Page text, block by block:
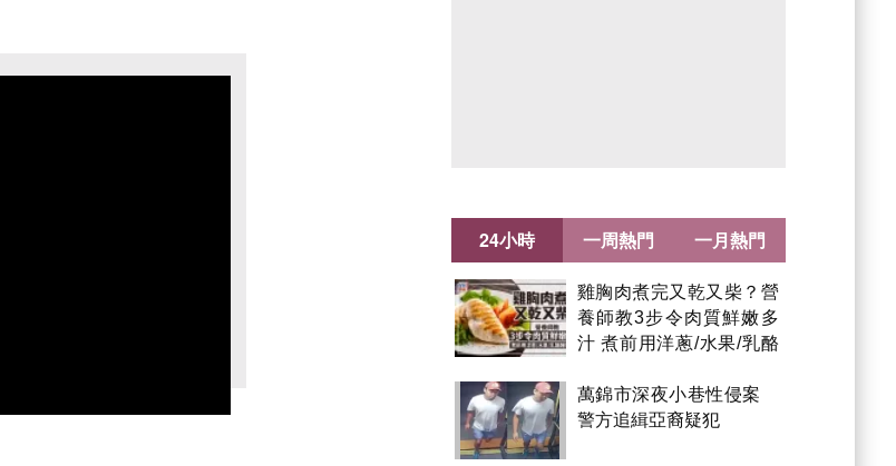
24小時
雞胸肉煮完又乾又柴？營
養師教3步令肉質鮮嫩多
汁 煮前用洋蔥/水果/乳酪
萬錦市深夜小巷性侵案
警方追緝亞裔疑犯
一周熱門 一月熱門